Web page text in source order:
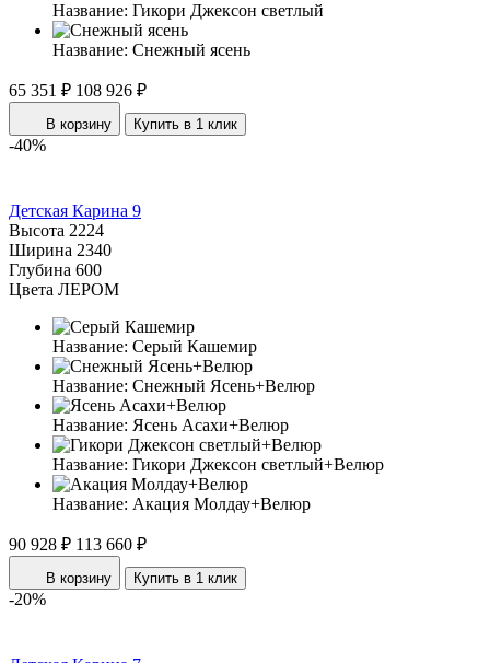
Название: Гикори Джексон светлый
Название: Снежный ясень
65 351 ₽ 108 926 ₽
В корзину Купить в 1 клик
-40%
Детская Карина 9
Высота 2224
Ширина 2340
Глубина 600
Цвета ЛЕРОМ
Название: Серый Кашемир
Название: Снежный Ясень+Велюр
Название: Ясень Асахи+Велюр
Название: Гикори Джексон светлый+Велюр
Название: Акация Молдау+Велюр
90 928 ₽ 113 660 ₽
В корзину Купить в 1 клик
-20%